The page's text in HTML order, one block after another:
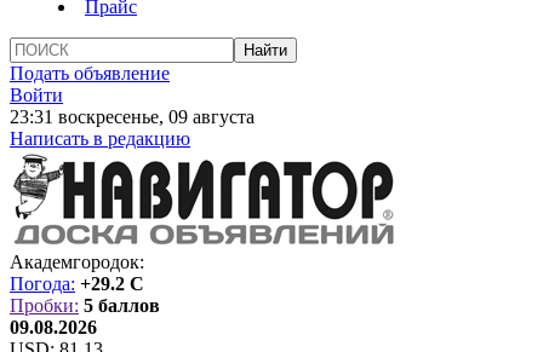
Прайс
Подать объявление
Войти
23:31 воскресенье, 09 августа
Написать в редакцию
Академгородок:
Погода: +29.2 C
Пробки: 5 баллов
09.08.2026